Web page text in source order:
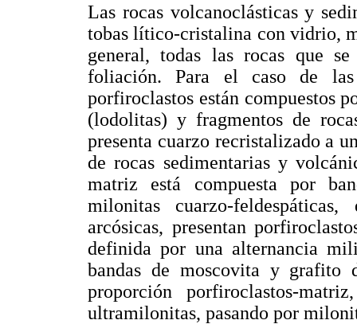
Las rocas volcanoclásticas y
tobas lítico-cristalina con vidrio,
general, todas las rocas que
foliación. Para el caso de
porfiroclastos están compuestos
(lodolitas) y fragmentos de
presenta cuarzo recristalizado a
de rocas sedimentarias y
matriz está compuesta por
milonitas cuarzo-
arcósicas, presentan
definida por una alternancia
bandas de moscovita y grafito
proporción porfiroclastos-
ultramilonitas, pasando por